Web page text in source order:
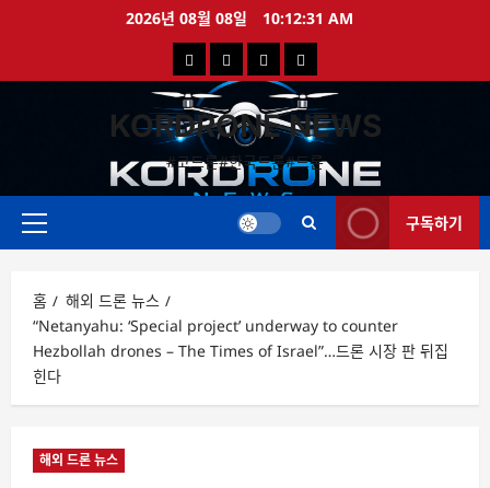
로
2026년 08월 08일 10:12:31 AM
국
내
드
론
뉴
해
외
드
론
뉴
드
영
상
드
론
특
가
KORDRONE NEWS
#코드론#한국드론#드론
주
구독하기
홈
해외 드론 뉴스
“Netanyahu: ‘Special project’ underway to counter
Hezbollah drones – The Times of Israel”…드론 시장 판 뒤집
힌다
해외 드론 뉴스